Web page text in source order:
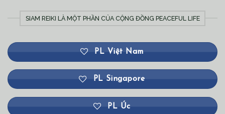
SIAM REIKI LÀ MỘT PHẦN CỦA CỘNG ĐỒNG PEACEFUL LIFE
PL Việt Nam
PL Singapore
PL Úc